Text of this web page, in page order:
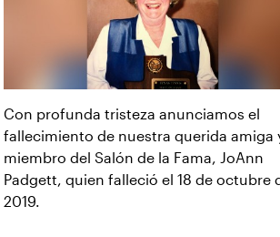
Con profunda tristeza anunciamos el
fallecimiento de nuestra querida amiga
miembro del Salón de la Fama, JoAnn
Padgett, quien falleció el 18 de octubre
2019.